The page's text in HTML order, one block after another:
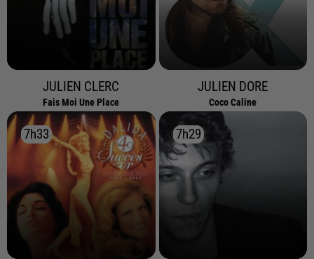
JULIEN CLERC
Fais Moi Une Place
JULIEN DORE
Coco Caline
7h33
7h33 7h29
7h29